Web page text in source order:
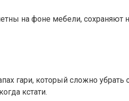
на фоне мебели, сохраняют
гари, который сложно
кстати.